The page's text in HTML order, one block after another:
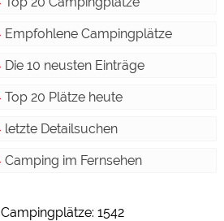
Empfohlene Campingplätze
Die 10 neusten Einträge
Top 20 Plätze heute
letzte Detailsuchen
Camping im Fernsehen
Campingplätze: 1542